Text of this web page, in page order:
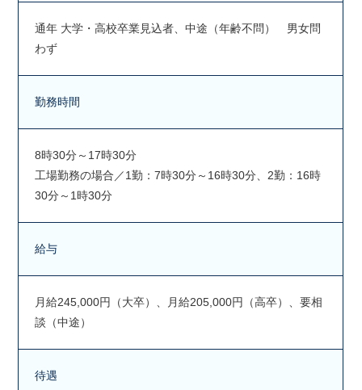
通年 大学・高校卒業見込者、中途（年齢不問） 男女問
わず
勤務時間
8時30分～17時30分
工場勤務の場合／1勤：7時30分～16時30分、2勤：16時
30分～1時30分
給与
月給245,000円（大卒）、月給205,000円（高卒）、要相
談（中途）
待遇